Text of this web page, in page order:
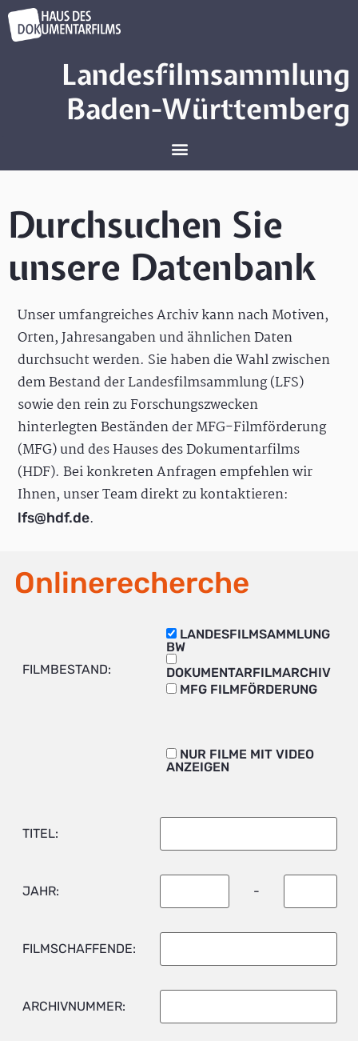
Landesfilmsammlung
Baden-Württemberg
Durchsuchen Sie
unsere Datenbank
Unser umfangreiches Archiv kann nach Motiven,
Orten, Jahresangaben und ähnlichen Daten
durchsucht werden. Sie haben die Wahl zwischen
dem Bestand der Landesfilmsammlung (LFS)
sowie den rein zu Forschungszwecken
hinterlegten Beständen der MFG-Filmförderung
(MFG) und des Hauses des Dokumentarfilms
(HDF). Bei konkreten Anfragen empfehlen wir
Ihnen, unser Team direkt zu kontaktieren:
lfs@hdf.de.
Onlinerecherche
FILMBESTAND:
LANDESFILMSAMMLUNG
BW
DOKUMENTARFILMARCHIV
MFG FILMFÖRDERUNG
NUR FILME MIT VIDEO
ANZEIGEN
TITEL:
JAHR: -
FILMSCHAFFENDE:
ARCHIVNUMMER: